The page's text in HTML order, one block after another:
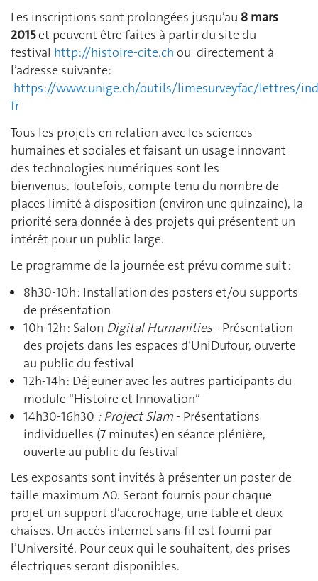
Les inscriptions sont prolongées jusqu’au 8 mars
2015et peuvent être faites à partir du site du
festival http://histoire-cite.ch ou directement à
l’adresse suivante:
https://www.unige.ch/outils/limesurveyfac/lettres/
fr
Tous les projets en relation avec les sciences
humaines et sociales et faisant un usage innovant
des technologies numériques sont les
bienvenus. Toutefois, compte tenu du nombre de
places limité à disposition (environ une quinzaine), la
priorité sera donnée à des projets qui présentent un
intérêt pour un public large.
Le programme de la journée est prévu comme suit :
8h30-10h : Installation des posters et/ou supports
de présentation
10h-12h : Salon Digital Humanities- Présentation
des projets dans les espaces d’UniDufour, ouverte
au public du festival
12h-14h : Déjeuner avec les autres participants du
module “Histoire et Innovation”
14h30-16h30 : Project Slam- Présentations
individuelles (7 minutes) en séance plénière,
ouverte au public du festival
Les exposants sont invités à présenter un poster de
taille maximum A0. Seront fournis pour chaque
projet un support d’accrochage, une table et deux
chaises. Un accès internet sans fil est fourni par
l’Université. Pour ceux qui le souhaitent, des prises
électriques seront disponibles.